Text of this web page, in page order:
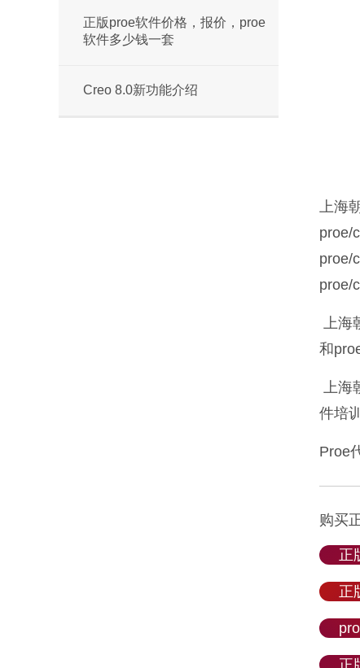
上海
proe/
proe/
proe/
上海
和
上海
件培
Proe
购买
正
正
正
正版proe软件价格，报价，proe
软件多少钱一套
Creo 8.0新功能介绍